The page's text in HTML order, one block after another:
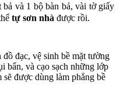
và 1 bộ bàn bả, vài tờ giấy
tự sơn nhà được rồi.
đồ đạc, vệ sinh bề mặt tường
bẩn, và cạo sạch những lớp
được dùng làm phẳng bề